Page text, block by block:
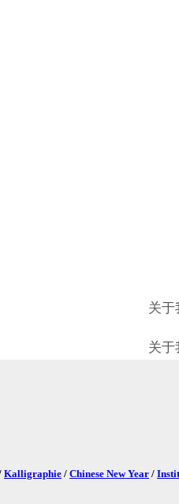
关于
关于
Kalligraphie / Chinese New Year /